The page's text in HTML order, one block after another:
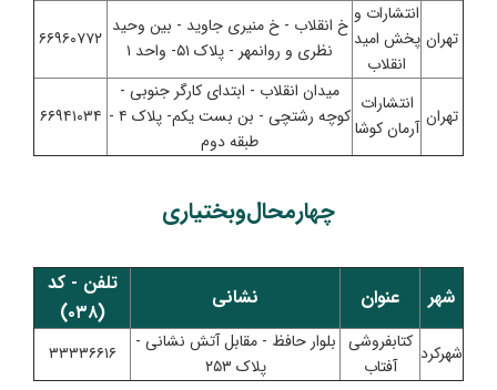
تهران
انتشارات و
پخش امید
انقلاب
خ انقلاب - خ منیری جاوید - بین وحید
نظری و روانمهر - پلاک ۵۱- واحد ۱
۶۶۹۶۰۷۷۲
تهران
انتشارات
آرمان کوشا
میدان انقلاب - ابتدای کارگر جنوبی -
کوچه رشتچی - بن بست یکم- پلاک ۴ -
طبقه دوم
۶۶۹۴۱۰۳۴
چهارمحال‌و‌بختیاری
شهر عنوان نشانی
تلفن - کد
(۰۳۸)
شهرکرد کتابفروشی
آفتاب
بلوار حافظ - مقابل آتش نشانی -
پلاک ۲۵۳
۳۳۳۳۶۶۱۶